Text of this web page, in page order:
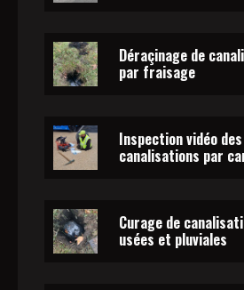
Déraçinage de
par fraisage
Inspection vidéo des
canalisations par
Curage de
usées et pluviales